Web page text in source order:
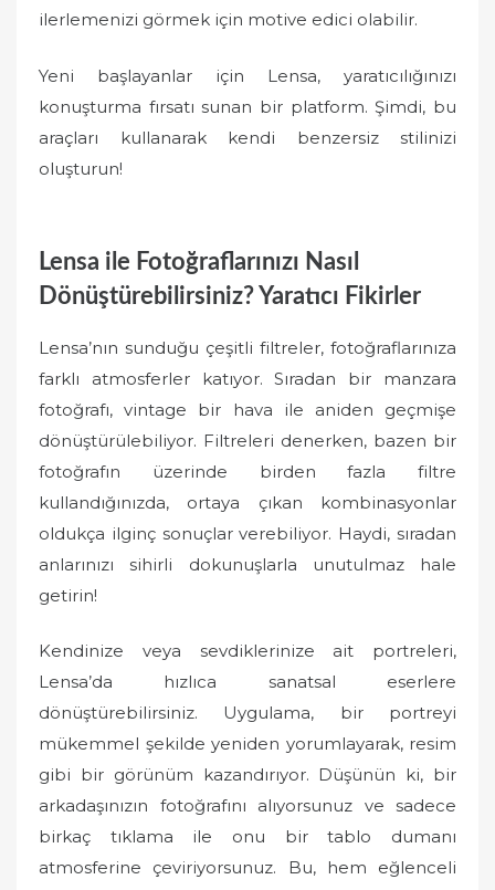
ilerlemenizi görmek için motive edici olabilir.
Yeni başlayanlar için Lensa, yaratıcılığınızı
konuşturma fırsatı sunan bir platform. Şimdi, bu
araçları kullanarak kendi benzersiz stilinizi
oluşturun!
Lensa ile Fotoğraflarınızı Nasıl
Dönüştürebilirsiniz? Yaratıcı Fikirler
Lensa’nın sunduğu çeşitli filtreler, fotoğraflarınıza
farklı atmosferler katıyor. Sıradan bir manzara
fotoğrafı, vintage bir hava ile aniden geçmişe
dönüştürülebiliyor. Filtreleri denerken, bazen bir
fotoğrafın üzerinde birden fazla filtre
kullandığınızda, ortaya çıkan kombinasyonlar
oldukça ilginç sonuçlar verebiliyor. Haydi, sıradan
anlarınızı sihirli dokunuşlarla unutulmaz hale
getirin!
Kendinize veya sevdiklerinize ait portreleri,
Lensa’da hızlıca sanatsal eserlere
dönüştürebilirsiniz. Uygulama, bir portreyi
mükemmel şekilde yeniden yorumlayarak, resim
gibi bir görünüm kazandırıyor. Düşünün ki, bir
arkadaşınızın fotoğrafını alıyorsunuz ve sadece
birkaç tıklama ile onu bir tablo dumanı
atmosferine çeviriyorsunuz. Bu, hem eğlenceli